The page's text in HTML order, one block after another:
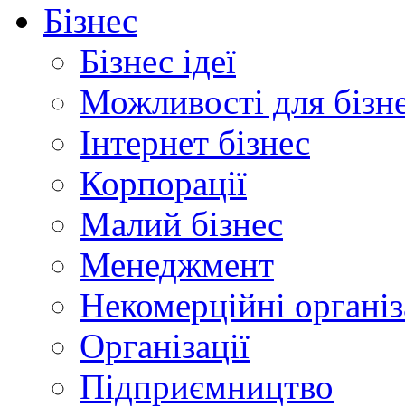
Бізнес
Бізнес ідеї
Можливості для
Інтернет бізнес
Корпорації
Малий бізнес
Менеджмент
Некомерційні
Організації
Підприємництво